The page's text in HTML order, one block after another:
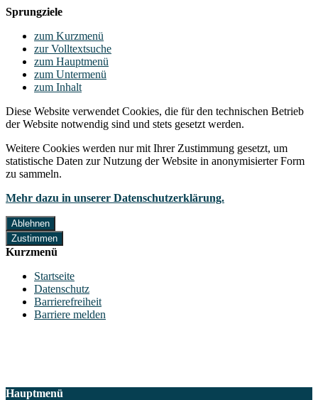
Sprungziele
zum Kurzmenü
zur Volltextsuche
zum Hauptmenü
zum Untermenü
zum Inhalt
Diese Website verwendet Cookies, die für den technischen Betrieb
der Website notwendig sind und stets gesetzt werden.
Weitere Cookies werden nur mit Ihrer Zustimmung gesetzt, um
statistische Daten zur Nutzung der Website in anonymisierter Form
zu sammeln.
Mehr dazu in unserer Datenschutzerklärung.
Ablehnen
Zustimmen
Kurzmenü
Startseite
Datenschutz
Barrierefreiheit
Barriere melden
Hauptmenü